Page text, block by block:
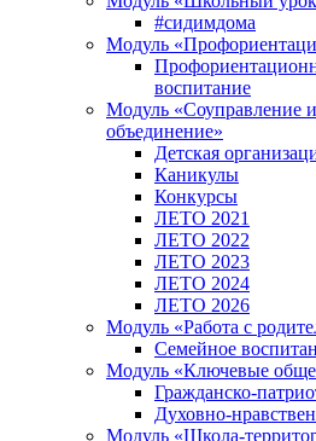
#сидимдома
Модуль
воспитание
Модуль «Соуправление
объединение»
Детская
Каникулы
Конкурсы
ЛЕТО 2021
ЛЕТО 2022
ЛЕТО 2023
ЛЕТО 2024
ЛЕТО 2026
Модуль «Работа с
Семейное
Модуль «Ключевые
Гражданско-
Духовно-
Модуль «Школа-